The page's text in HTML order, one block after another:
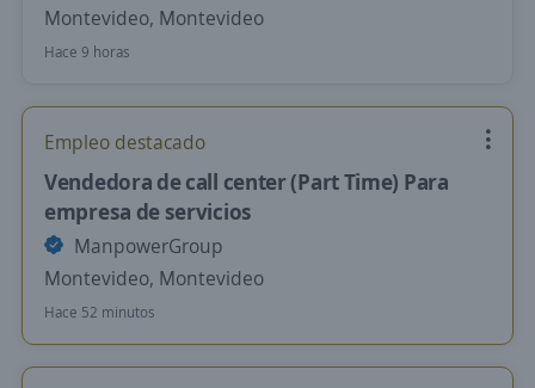
Montevideo, Montevideo
Hace 9 horas
Empleo destacado
Vendedora de call center (Part Time) Para
empresa de servicios
ManpowerGroup
Montevideo, Montevideo
Hace 52 minutos